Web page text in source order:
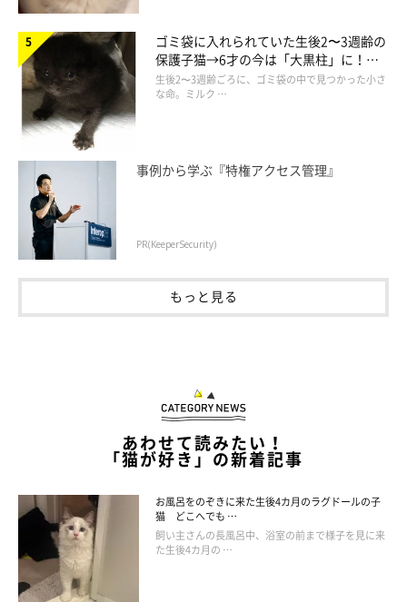
登場人物
ゴミ袋に入れられていた生後2〜3週齢の
保護子猫→6才の今は「大黒柱」に！
美しい黒猫に成長した姿にグッとくる
生後2〜3週齢ごろに、ゴミ袋の中で見つかった小さ
な命。ミルク …
事例から学ぶ『特権アクセス管理』
PR(KeeperSecurity)
もっと見る
あわせて読みたい！
「猫が好き」の新着記事
お風呂をのぞきに来た生後4カ月のラグドールの子
猫 どこへでも …
飼い主さんの長風呂中、浴室の前まで様子を見に来
た生後4カ月の …